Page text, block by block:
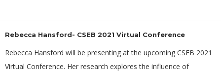
Rebecca Hansford- CSEB 2021 Virtual Conference
Rebecca Hansford will be presenting at the upcoming CSEB 2021
Virtual Conference. Her research explores the influence of